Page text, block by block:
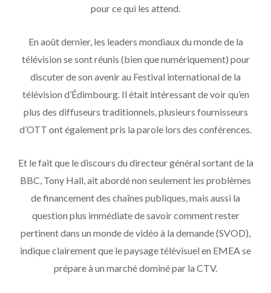
pour ce qui les attend.
En août dernier, les leaders mondiaux du monde de la
télévision se sont réunis (bien que numériquement) pour
discuter de son avenir au Festival international de la
télévision d’Édimbourg. Il était intéressant de voir qu’en
plus des diffuseurs traditionnels, plusieurs fournisseurs
d’OTT ont également pris la parole lors des conférences.
Et le fait que le discours du directeur général sortant de la
BBC, Tony Hall, ait abordé non seulement les problèmes
de financement des chaînes publiques, mais aussi la
question plus immédiate de savoir comment rester
pertinent dans un monde de vidéo à la demande (SVOD),
indique clairement que le paysage télévisuel en EMEA se
prépare à un marché dominé par la CTV.